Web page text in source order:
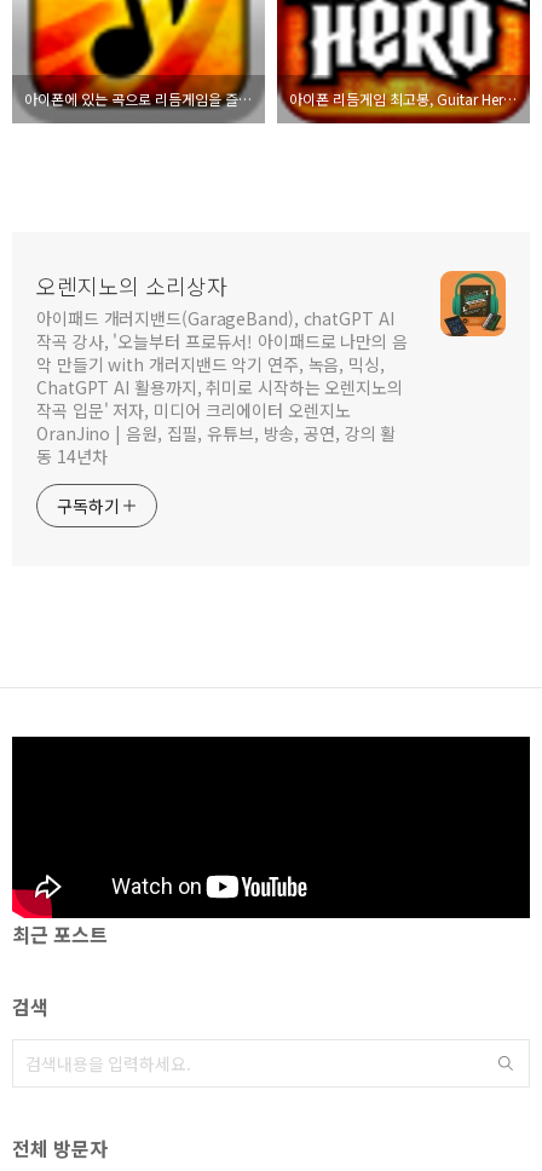
아이폰에 있는 곡으로 리듬게임을 즐기자. Rhythmatic 아이폰 리듬게임 최고봉, Guitar Hero 동영상 리뷰
오렌지노의 소리상자
아이패드 개러지밴드(GarageBand), chatGPT AI
작곡 강사, '오늘부터 프로듀서! 아이패드로 나만의 음
악 만들기 with 개러지밴드 악기 연주, 녹음, 믹싱,
ChatGPT AI 활용까지, 취미로 시작하는 오렌지노의
작곡 입문' 저자, 미디어 크리에이터 오렌지노
OranJino | 음원, 집필, 유튜브, 방송, 공연, 강의 활
동 14년차
구독하기
최근 포스트
검색
전체 방문자